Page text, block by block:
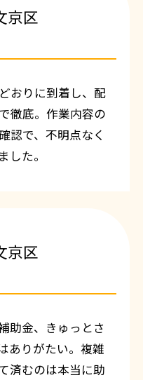
京区
おりに到着し、配
徹底。作業内容の
認で、不明点なく
した。
京区
助金、きゅっとさ
ありがたい。複雑
済むのは本当に助